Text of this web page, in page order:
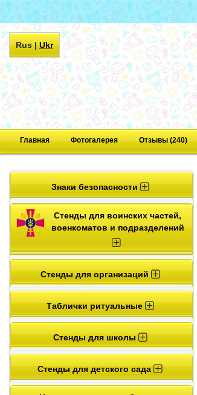
Rus|Ukr
Главная Фотогалерея Отзывы (240)
Знаки безопасности
Стенды для воинских частей,
военкоматов и подразделений
Стенды для организаций
Таблички ритуальные
Стенды для школы
Стенды для детского сада